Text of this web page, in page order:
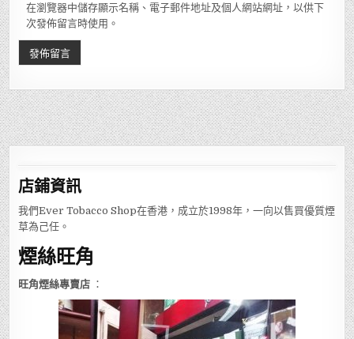
在瀏覽器中儲存顯示名稱、電子郵件地址及個人網站網址，以供下
次發佈留言時使用。
店鋪資訊
我們Ever Tobacco Shop在香港，成立於1998年，一向以售買優質煙
草為己任。
煙絲旺角
旺角煙絲專賣店 ：